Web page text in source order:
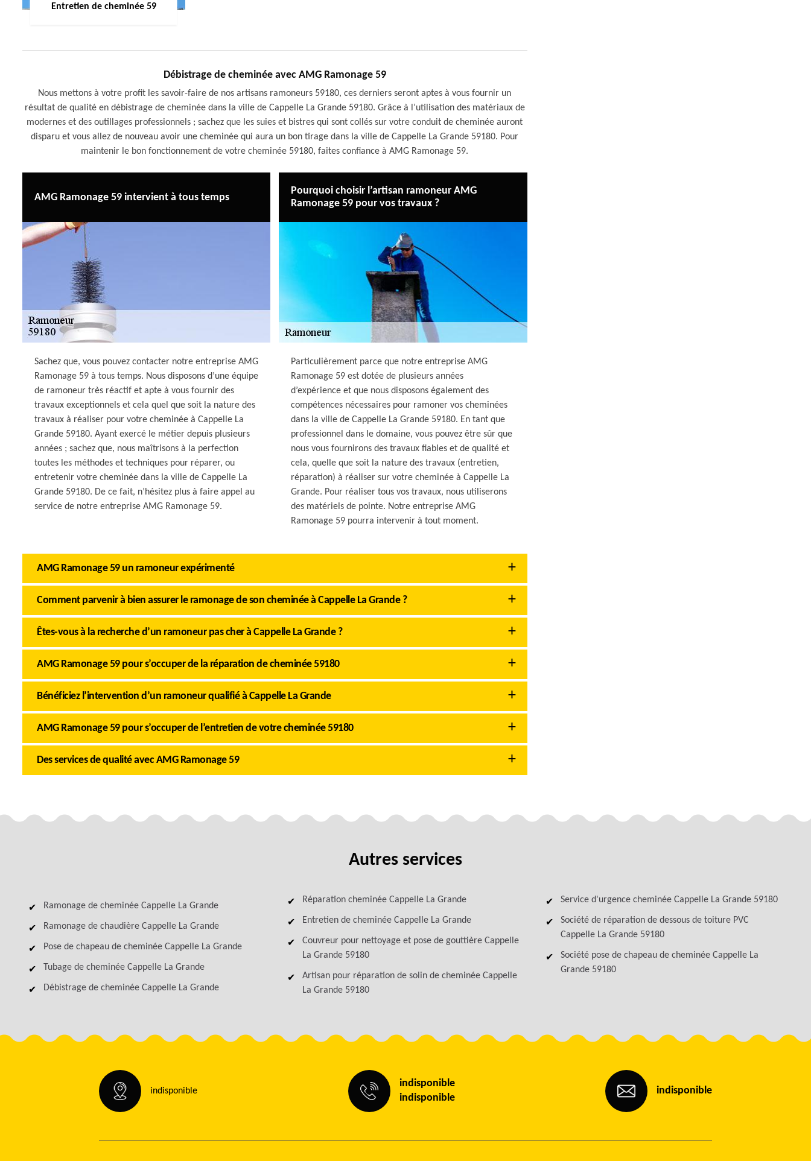
Entretien de cheminée 59
Débistrage de cheminée avec AMG Ramonage 59
Nous mettons à votre profit les savoir-faire de nos artisans ramoneurs 59180, ces derniers seront aptes à vous fournir un
résultat de qualité en débistrage de cheminée dans la ville de Cappelle La Grande 59180. Grâce à l’utilisation des matériaux de
modernes et des outillages professionnels ; sachez que les suies et bistres qui sont collés sur votre conduit de cheminée auront
disparu et vous allez de nouveau avoir une cheminée qui aura un bon tirage dans la ville de Cappelle La Grande 59180. Pour
maintenir le bon fonctionnement de votre cheminée 59180, faites confiance à AMG Ramonage 59.
AMG Ramonage 59 intervient à tous temps
Sachez que, vous pouvez contacter notre entreprise AMG
Ramonage 59 à tous temps. Nous disposons d’une équipe
de ramoneur très réactif et apte à vous fournir des
travaux exceptionnels et cela quel que soit la nature des
travaux à réaliser pour votre cheminée à Cappelle La
Grande 59180. Ayant exercé le métier depuis plusieurs
années ; sachez que, nous maîtrisons à la perfection
toutes les méthodes et techniques pour réparer, ou
entretenir votre cheminée dans la ville de Cappelle La
Grande 59180. De ce fait, n’hésitez plus à faire appel au
service de notre entreprise AMG Ramonage 59.
Pourquoi choisir l’artisan ramoneur AMG
Ramonage 59 pour vos travaux ?
Particulièrement parce que notre entreprise AMG
Ramonage 59 est dotée de plusieurs années
d’expérience et que nous disposons également des
compétences nécessaires pour ramoner vos cheminées
dans la ville de Cappelle La Grande 59180. En tant que
professionnel dans le domaine, vous pouvez être sûr que
nous vous fournirons des travaux fiables et de qualité et
cela, quelle que soit la nature des travaux (entretien,
réparation) à réaliser sur votre cheminée à Cappelle La
Grande. Pour réaliser tous vos travaux, nous utiliserons
des matériels de pointe. Notre entreprise AMG
Ramonage 59 pourra intervenir à tout moment.
AMG Ramonage 59 un ramoneur expérimenté
Comment parvenir à bien assurer le ramonage de son cheminée à Cappelle La Grande ?
Êtes-vous à la recherche d’un ramoneur pas cher à Cappelle La Grande ?
AMG Ramonage 59 pour s’occuper de la réparation de cheminée 59180
Bénéficiez l’intervention d’un ramoneur qualifié à Cappelle La Grande
AMG Ramonage 59 pour s’occuper de l’entretien de votre cheminée 59180
Des services de qualité avec AMG Ramonage 59
Autres services
Ramonage de cheminée Cappelle La Grande
Ramonage de chaudière Cappelle La Grande
Pose de chapeau de cheminée Cappelle La Grande
Tubage de cheminée Cappelle La Grande
Débistrage de cheminée Cappelle La Grande
Réparation cheminée Cappelle La Grande
Entretien de cheminée Cappelle La Grande
Couvreur pour nettoyage et pose de gouttière Cappelle
La Grande 59180
Artisan pour réparation de solin de cheminée Cappelle
La Grande 59180
Service d'urgence cheminée Cappelle La Grande 59180
Société de réparation de dessous de toiture PVC
Cappelle La Grande 59180
Société pose de chapeau de cheminée Cappelle La
Grande 59180
indisponible
indisponible
indisponible
indisponible